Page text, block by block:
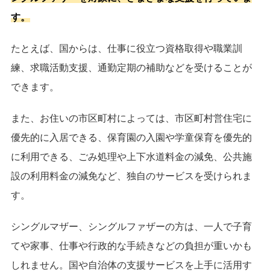
す。
たとえば、国からは、仕事に役立つ資格取得や職業訓
練、求職活動支援、通勤定期の補助などを受けることが
できます。
また、お住いの市区町村によっては、市区町村営住宅に
優先的に入居できる、保育園の入園や学童保育を優先的
に利用できる、ごみ処理や上下水道料金の減免、公共施
設の利用料金の減免など、独自のサービスを受けられま
す。
シングルマザー、シングルファザーの方は、一人で子育
てや家事、仕事や行政的な手続きなどの負担が重いかも
しれません。国や自治体の支援サービスを上手に活用す